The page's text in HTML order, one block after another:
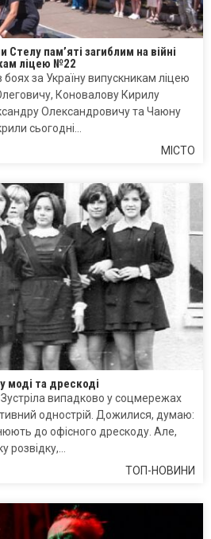
пам’яті загиблим на війні
ліцею №22
боях за Україну випускникам ліцею
Коновалову Кирилу
Олександровичу та Чаюну
сьогодні…
МІСТО
моді та дрескоді
випадково у соцмережах
однострій. Дожилися, думаю:
до офісного дрескоду. Але,
розвідку,…
ТОП-НОВИНИ